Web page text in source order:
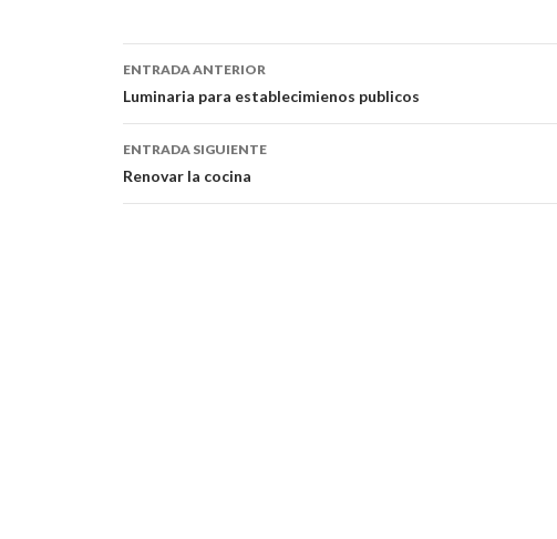
Ir a la entrada
ENTRADA ANTERIOR
Luminaria para establecimienos publicos
ENTRADA SIGUIENTE
Renovar la cocina